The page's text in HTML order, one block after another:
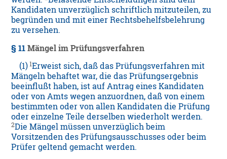
Kandidaten unverzüglich schriftlich mitzuteilen, zu
begründen und mit einer Rechtsbehelfsbelehrung
zu versehen.
§ 11 Mängel im Prüfungsverfahren
(1) 1Erweist sich, daß das Prüfungsverfahren mit
Mängeln behaftet war, die das Prüfungsergebnis
beeinflußt haben, ist auf Antrag eines Kandidaten
oder von Amts wegen anzuordnen, daß von einem
bestimmten oder von allen Kandidaten die Prüfung
oder einzelne Teile derselben wiederholt werden.
2Die Mängel müssen unverzüglich beim
Vorsitzenden des Prüfungsausschusses oder beim
Prüfer geltend gemacht werden.